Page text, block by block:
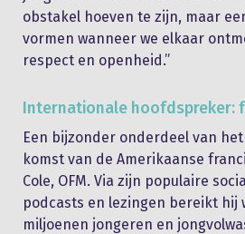
obstakel hoeven te zijn, maar
vormen wanneer we elkaar
respect en openheid.”
Internationale hoofdspreker:
Een bijzonder onderdeel van
komst van de Amerikaanse
Cole, OFM. Via zijn populaire
podcasts en lezingen bereikt hij
miljoenen jongeren en